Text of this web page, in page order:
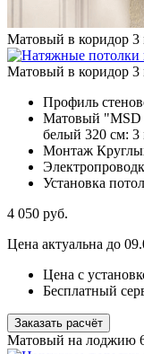
Матовый в коридор 3
Матовый в коридор 3
Профиль
Матовый "MSD
белый 320 см: 3
Монтаж
Установка
4 050 руб.
Цена актуальна до
Цена с
Бесплатный
Заказать расчёт
Матовый на лоджию